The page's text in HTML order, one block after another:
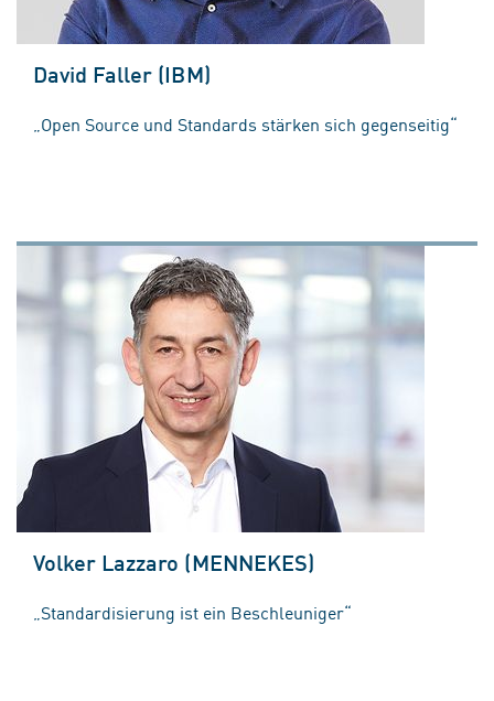
David Faller (IBM)
„Open Source und Standards stärken sich gegenseitig“
Volker Lazzaro (MENNEKES)
„Standardisierung ist ein Beschleuniger“